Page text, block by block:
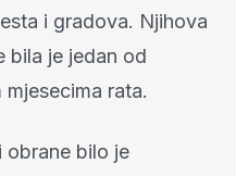
i gradova. Njihova
bila je jedan od
rata.
obrane bilo je